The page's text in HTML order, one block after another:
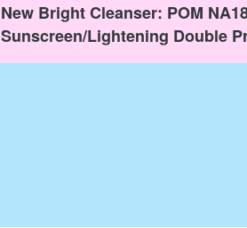
New Bright Cleanser: POM
Sunscreen/Lightening Double